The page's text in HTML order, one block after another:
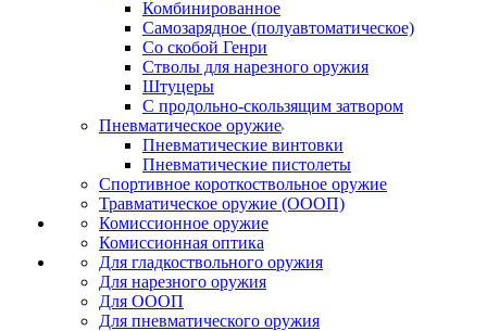
Комбинированное
Самозарядное (полуавтоматическое)
Со скобой Генри
Стволы для нарезного оружия
Штуцеры
С продольно-скользящим затвором
Пневматическое оружие
Пневматические винтовки
Пневматические пистолеты
Спортивное короткоствольное оружие
Травматическое оружие (ОООП)
Комиссионное оружие
Комиссионная оптика
Для гладкоствольного оружия
Для нарезного оружия
Для ОООП
Для пневматического оружия